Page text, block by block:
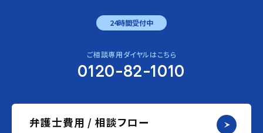
24時間受付中
ご相談専用ダイヤルはこちら
0120-82-1010
弁護士費用 / 相談フロー